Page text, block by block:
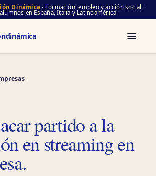
Dinámica · Formación, empleo y acción social ·
en España, Italia y Latinoamérica
dinámica
partido a la
en streaming en